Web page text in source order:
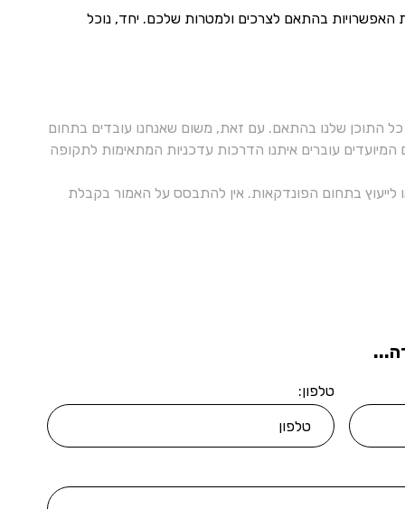
האפשרויות בהתאם לצרכים ולמטרות שלכם. יחד, נוכל
התוכן שלנו בהתאם. עם זאת, משום שאנחנו עובדים בתחום
עוברים איתנו הדרכות עדכניות המתאימות לתקופה
לייעוץ בתחום הפונדקאות. אין להתבסס על האמור בקבלת
טלפון: